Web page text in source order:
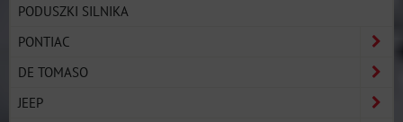
PODUSZKI SILNIKA
PONTIAC
DE TOMASO
JEEP